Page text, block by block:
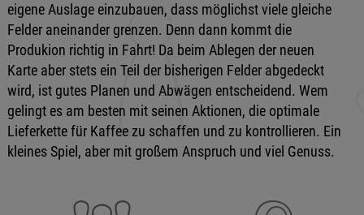
eigene Auslage einzubauen, dass möglichst viele gleiche
Felder aneinander grenzen. Denn dann kommt die
Produkion richtig in Fahrt! Da beim Ablegen der neuen
Karte aber stets ein Teil der bisherigen Felder abgedeckt
wird, ist gutes Planen und Abwägen entscheidend. Wem
gelingt es am besten mit seinen Aktionen, die optimale
Lieferkette für Kaffee zu schaffen und zu kontrollieren. Ein
kleines Spiel, aber mit großem Anspruch und viel Genuss.